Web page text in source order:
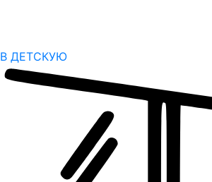
В ДЕТСКУЮ